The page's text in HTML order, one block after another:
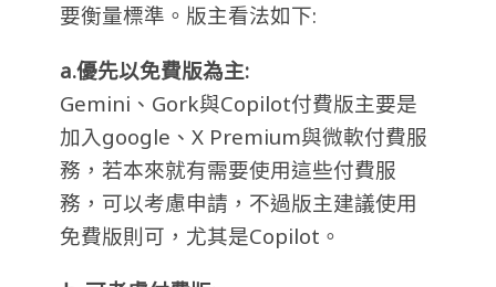
要衡量標準。版主看法如下:
a.優先以免費版為主:
Gemini、Gork與Copilot付費版主要是
加入google、X Premium與微軟付費服
務，若本來就有需要使用這些付費服
務，可以考慮申請，不過版主建議使用
免費版則可，尤其是Copilot。